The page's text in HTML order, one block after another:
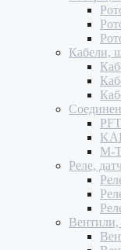
Кабели,
M-
Реле,